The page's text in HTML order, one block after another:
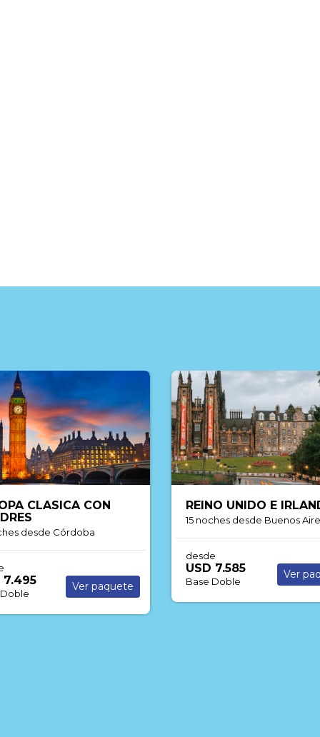
UNIDO E IRLANDA
desde Buenos Aires
Ver paquete
GRAN TOUR DE CHINA
19 noches desde Buenos
desde
USD 8.375
Base Doble
Ver